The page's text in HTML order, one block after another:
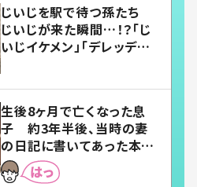
じいじを駅で待つ孫たち
じいじが来た瞬間…！？「じ
いじイケメン」「デレッデレ」
生後8ヶ月で亡くなった息
子 約3年半後、当時の妻
の日記に書いてあった本音
とは